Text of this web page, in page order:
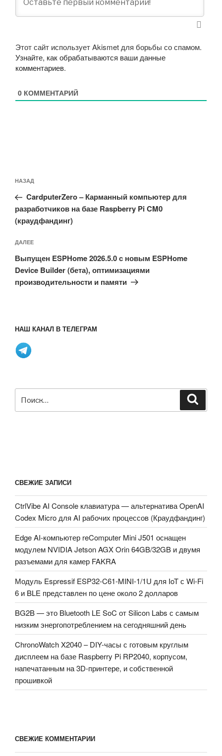
Этот сайт использует Akismet для борьбы со спамом.
Узнайте, как обрабатываются ваши данные
комментариев.
0 КОММЕНТАРИЙ
по
записям
Предыдущая
запись:
НАЗАД
CardputerZero – Карманный компьютер для
разработчиков на базе Raspberry Pi CM0
(краудфандинг)
Следующая
запись
ДАЛЕЕ
Выпущен ESPHome 2026.5.0 с новым ESPHome
Device Builder (бета), оптимизациями
производительности и памяти
НАШ КАНАЛ В ТЕЛЕГРАМ
СВЕЖИЕ ЗАПИСИ
CtrlVibe AI Console клавиатура — альтернатива OpenAI
Codex Micro для AI рабочих процессов (Краудфандинг)
Edge AI-компьютер reComputer Mini J501 оснащен
модулем NVIDIA Jetson AGX Orin 64GB/32GB и двумя
разъемами для камер FAKRA
Модуль Espressif ESP32-C61-MINI-1/1U для IoT с Wi-Fi
6 и BLE представлен по цене около 2 долларов
BG2B — это Bluetooth LE SoC от Silicon Labs с самым
низким энергопотреблением на сегодняшний день
ChronoWatch X2040 – DIY-часы с готовым круглым
дисплеем на базе Raspberry Pi RP2040, корпусом,
напечатанным на 3D-принтере, и собственной
прошивкой
СВЕЖИЕ КОММЕНТАРИИ